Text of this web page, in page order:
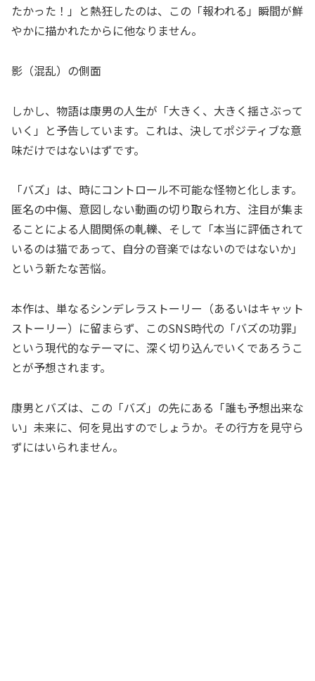
たかった！」と熱狂したのは、この「報われる」瞬間が鮮
やかに描かれたからに他なりません。
影（混乱）の側面
しかし、物語は康男の人生が「大きく、大きく揺さぶって
いく」と予告しています。これは、決してポジティブな意
味だけではないはずです。
「バズ」は、時にコントロール不可能な怪物と化します。
匿名の中傷、意図しない動画の切り取られ方、注目が集ま
ることによる人間関係の軋轢、そして「本当に評価されて
いるのは猫であって、自分の音楽ではないのではないか」
という新たな苦悩。
本作は、単なるシンデレラストーリー（あるいはキャット
ストーリー）に留まらず、このSNS時代の「バズの功罪」
という現代的なテーマに、深く切り込んでいくであろうこ
とが予想されます。
康男とバズは、この「バズ」の先にある「誰も予想出来な
い」未来に、何を見出すのでしょうか。その行方を見守ら
ずにはいられません。